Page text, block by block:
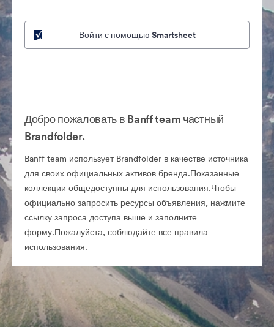
Войти с помощью Smartsheet
Добро пожаловать в Banff team частный
Brandfolder.
Banff team использует Brandfolder в качестве источника
для своих официальных активов бренда.Показанные
коллекции общедоступны для использования.Чтобы
официально запросить ресурсы объявления, нажмите
ссылку запроса доступа выше и заполните
форму.Пожалуйста, соблюдайте все правила
использования.